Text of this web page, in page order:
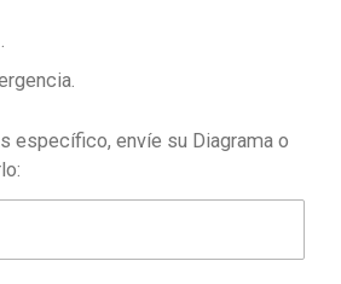
específico, envíe su Diagrama o